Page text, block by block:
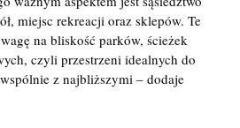
miejsc rekreacji oraz sklepów. Te
na bliskość parków, ścieżek
czyli przestrzeni idealnych do
z najbliższymi – dodaje